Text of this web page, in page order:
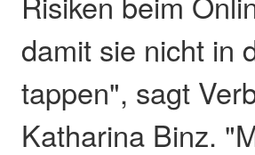
damit sie nicht in
tappen", sagt
Katharina Binz.